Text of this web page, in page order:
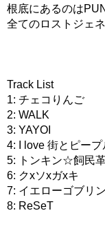
根底にあるのは
全てのロストジェ
Track List
1: チェコりんご
2: WALK
3: YAYOI
4: I love 街とピープ
5: トンキン☆飼民
6: クxソxガxキ
7: イエローゴブリ
8: ReSeT